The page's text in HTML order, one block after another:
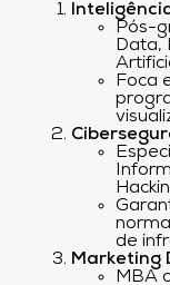
Pós-
Data,
Foca
de
Marketing
MBA